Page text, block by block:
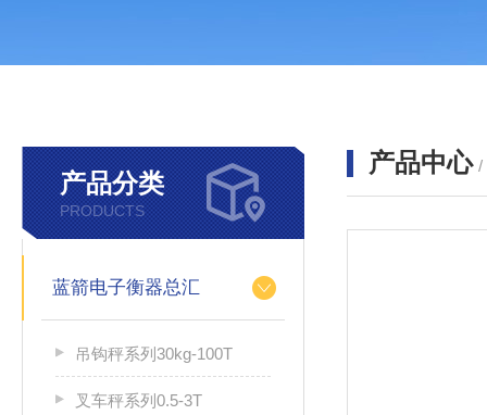
产品分类
PRODUCTS
蓝箭电子衡器总汇
吊钩秤系列30kg-100T
叉车秤系列0.5-3T
产品中心 /